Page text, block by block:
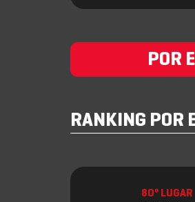
POR
RANKING POR
80º LUGAR